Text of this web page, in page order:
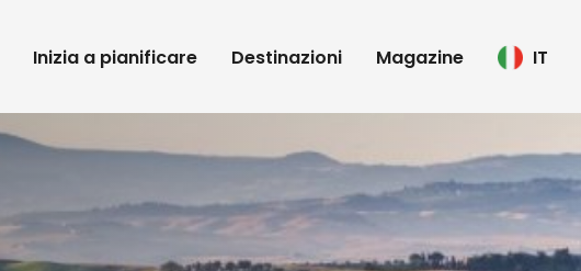
Inizia a pianificare Destinazioni Magazine IT